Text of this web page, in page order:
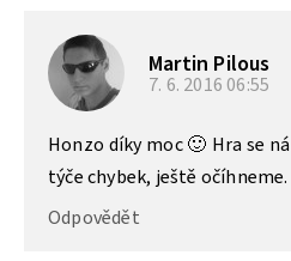
Martin Pilous
7. 6. 2016 06:55
Honzo díky moc 🙂 Hra se
týče chybek, ještě očíhneme.
Odpovědět